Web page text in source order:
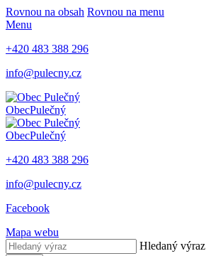
Rovnou na obsah Rovnou na menu
Menu
+420 483 388 296
info@pulecny.cz
ObecPulečný
ObecPulečný
+420 483 388 296
info@pulecny.cz
Facebook
Mapa webu
Hledaný výraz